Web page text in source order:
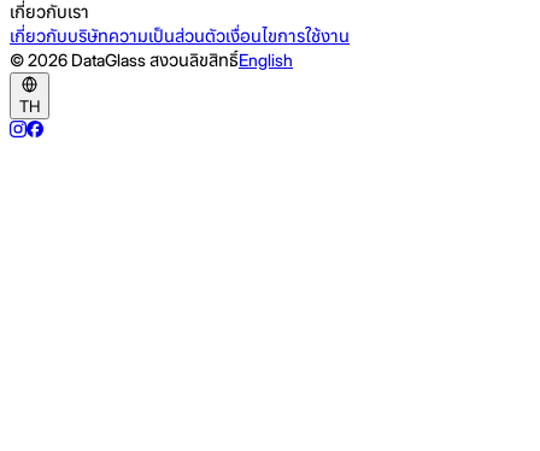
เกี่ยวกับเรา
เกี่ยวกับบริษัทความเป็นส่วนตัวเงื่อนไขการใช้งาน
© 2026 DataGlass สงวนลิขสิทธิ์English
TH